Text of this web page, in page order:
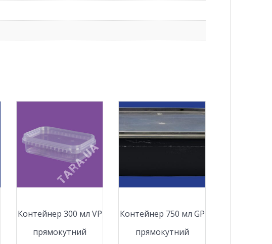
Контейнер 300 мл VР
прямокутний
Контейнер 750 мл GР
прямокутний